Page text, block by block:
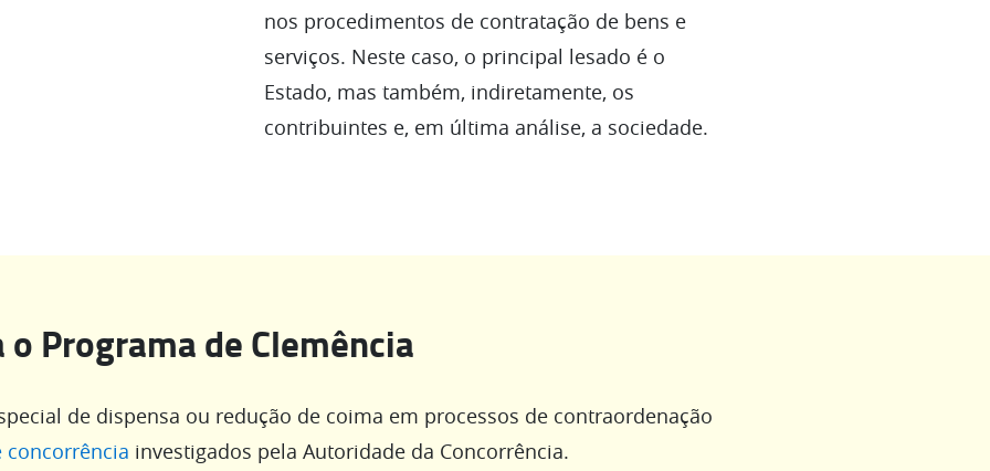
nos procedimentos de contratação de bens e
serviços. Neste caso, o principal lesado é o
Estado, mas também, indiretamente, os
contribuintes e, em última análise, a sociedade.
Programa de Clemência
de dispensa ou redução de coima em processos de contraordenação
concorrência investigados pela Autoridade da Concorrência.